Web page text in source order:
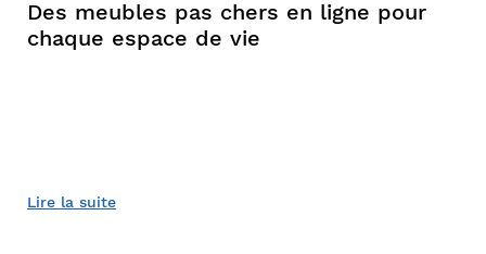
Des meubles pas chers en ligne pour
chaque espace de vie
Lire la suite